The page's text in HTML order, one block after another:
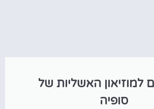
למוזיאון האשליות של
סופיה